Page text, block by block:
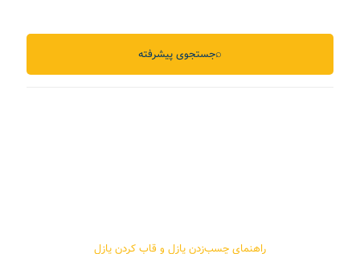
جستجوی پیشرفته⌕
راهنمای چسب‌زدن پازل و قاب کردن پازل